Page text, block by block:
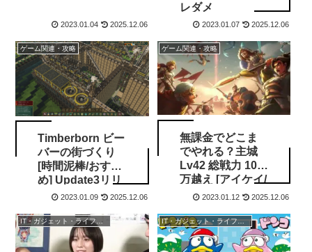
2023.01.04 2025.12.06
レダメ
2023.01.07 2025.12.06
ゲーム関連・攻略
Timberborn ビー
バーの街づくり
[時間泥棒/おすす
め] Update3リリ
ース / mod.io
2023.01.09 2025.12.06
ゲーム関連・攻略
無課金でどこま
でやれる？主城
Lv42 総戦力 100
万越え [アイケイ/
インフィニテ
2023.01.12 2025.12.06
IT・ガジェット・ライフスタイル IT・ガジェット・ライフスタイル